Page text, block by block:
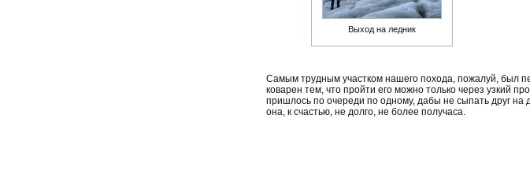
Выход на ледник
Самым трудным участком нашего похода, пожалуй, был
коварен тем, что пройти его можно только через узкий
пришлось по очереди по одному, дабы не сыпать друг
она, к счастью, не долго, не более получаса.